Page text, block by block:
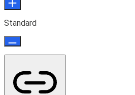
Standard